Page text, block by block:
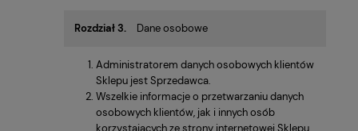
Rozdział 3. Dane osobowe
Administratorem danych osobowych klientów
Sklepu jest Sprzedawca.
Wszelkie informacje o przetwarzaniu danych
osobowych klientów, jak i innych osób
korzystających ze strony internetowej Sklepu